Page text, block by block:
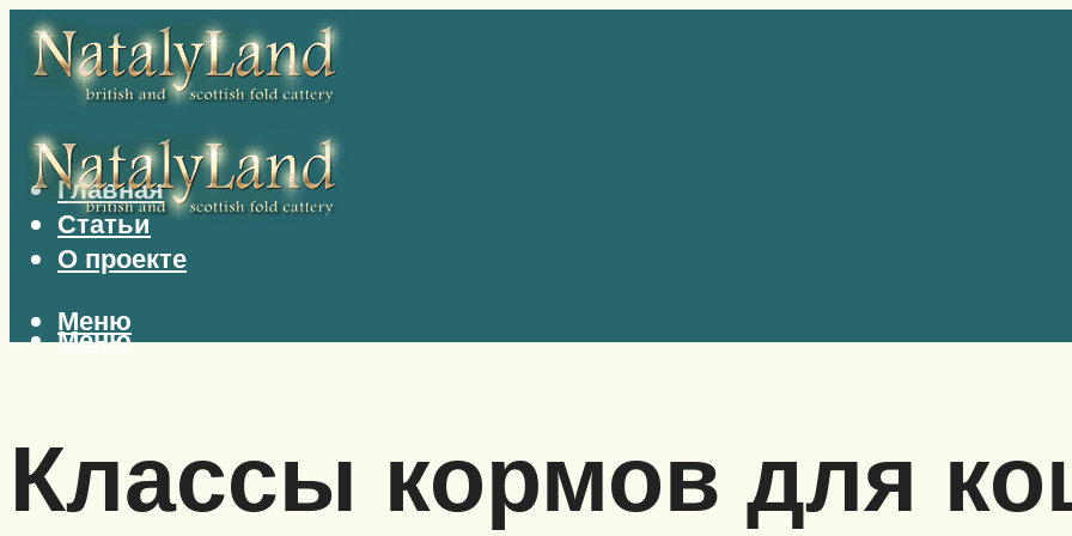
Главная
Статьи
О проекте
Меню
Меню
Классы кормов для